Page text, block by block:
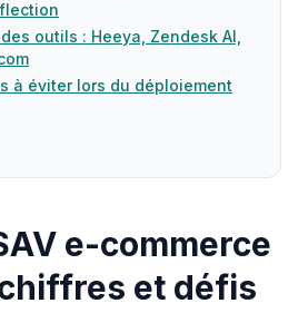
outils : Heeya, Zendesk AI,
à éviter lors du déploiement
e-commerce
et défis